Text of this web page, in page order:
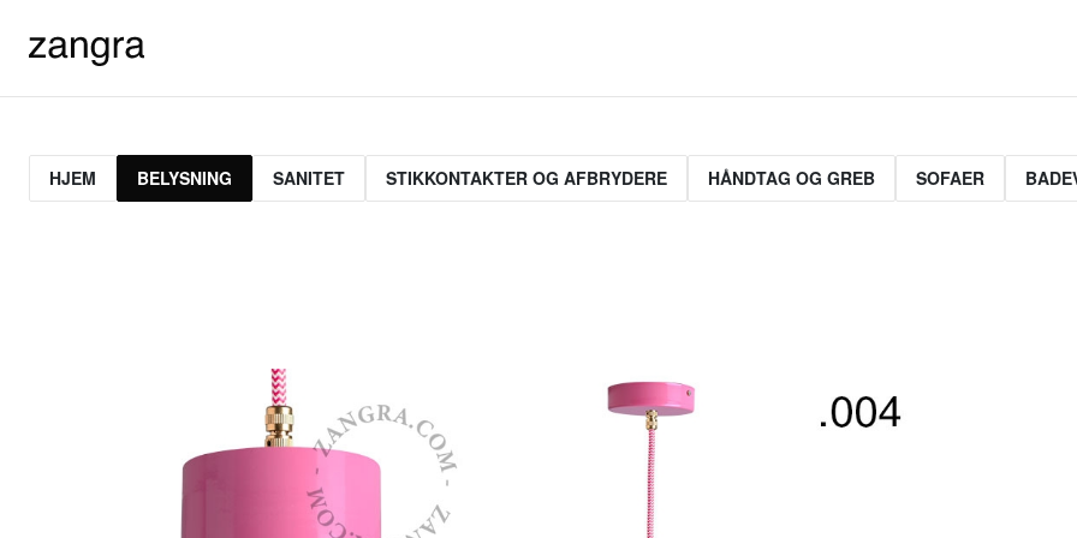
HJEM BELYSNING SANITET STIKKONTAKTER OG AFBRYDERE HÅNDTAG OG GREB SOFAER